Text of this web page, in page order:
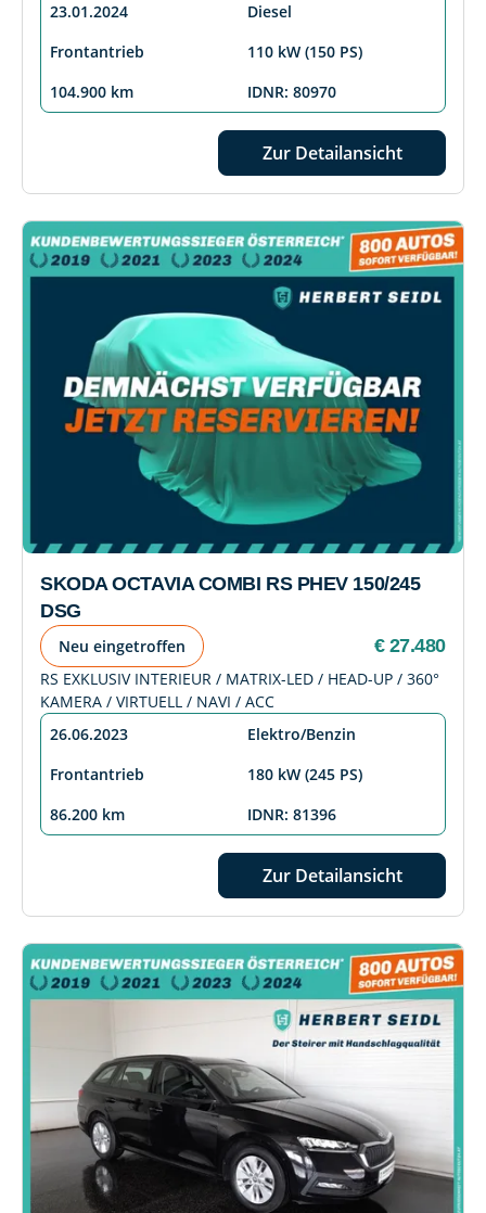
23.01.2024
Diesel
Frontantrieb
110 kW (150 PS)
104.900 km
IDNR: 80970
Zur Detailansicht
SKODA OCTAVIA COMBI RS PHEV 150/245
DSG
Neu eingetroffen € 27.480
RS EXKLUSIV INTERIEUR / MATRIX-LED / HEAD-UP / 360°
KAMERA / VIRTUELL / NAVI / ACC
26.06.2023
Elektro/Benzin
Frontantrieb
180 kW (245 PS)
86.200 km
IDNR: 81396
Zur Detailansicht